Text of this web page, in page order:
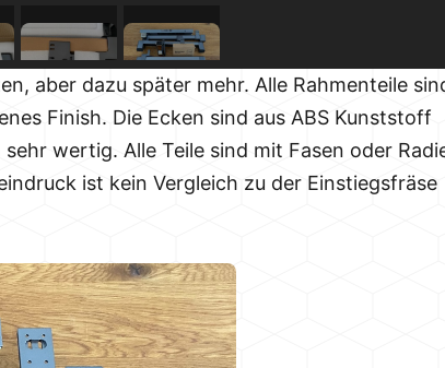
aber dazu später mehr. Alle Rahmenteile
Finish. Die Ecken sind aus ABS Kunststoff
wertig. Alle Teile sind mit Fasen oder
ist kein Vergleich zu der Einstiegsfräse